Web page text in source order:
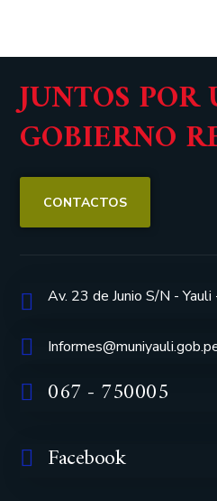
JUNTOS POR
GOBIERNO
CONTACTOS
Av. 23 de Junio S/N - Yauli
067 - 750005
Facebook